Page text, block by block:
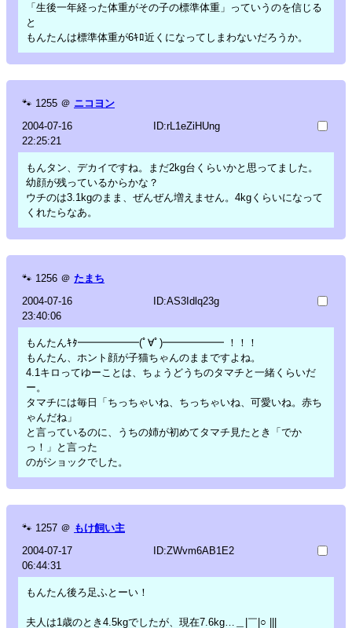
「生後一年経った体重がその子の標準体重」っていうのを信じる
と
もんたんは標準体重が6ｷﾛ近くになってしまわないだろうか。
🐾 1255 ＠ ニコヨン
2004-07-16
22:25:21
ID:rL1eZiHUng
もんタン、デカイですね。まだ2kg台くらいかと思ってました。
幼顔が残っているからかな？
ウチのは3.1kgのまま、ぜんぜん増えません。4kgくらいになって
くれたらなあ。
🐾 1256 ＠ たまち
2004-07-16
23:40:06
ID:AS3Idlq23g
もんたんｷﾀ━━━━━━(ﾟ∀ﾟ)━━━━━━ ！！！
もんたん、ホント顔が子猫ちゃんのままですよね。
4.1キロってゆーことは、ちょうどうちのタマチと一緒くらいだ
ー。
タマチには毎日「ちっちゃいね、ちっちゃいね、可愛いね。赤ち
ゃんだね」
と言っているのに、うちの姉が初めてタマチ見たとき「でか
っ！」と言った
のがショックでした。
🐾 1257 ＠ もけ飼い主
2004-07-17
06:44:31
ID:ZWvm6AB1E2
もんたん後ろ足ふとーい！
夫人は1歳のとき4.5kgでしたが、現在7.6kg…＿|￣|○ |||